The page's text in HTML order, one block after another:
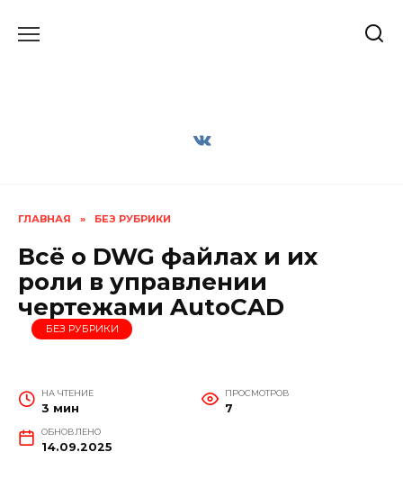
ГЛАВНАЯ » БЕЗ РУБРИКИ
Всё о DWG файлах и их
роли в управлении
чертежами AutoCAD
БЕЗ РУБРИКИ
НА ЧТЕНИЕ
3 мин
ПРОСМОТРОВ
7
ОБНОВЛЕНО
14.09.2025